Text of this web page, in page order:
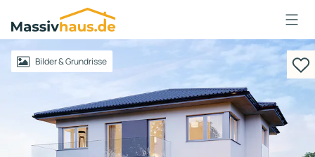
Massivhaus
Logo
AnmeldenBilder & Grundrisse